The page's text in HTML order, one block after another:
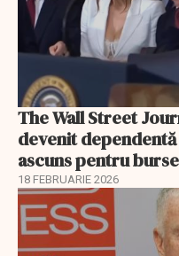
The Wall Street
devenit
ascuns pentru
18 FEBRUARIE 2026
EXCLUSIV